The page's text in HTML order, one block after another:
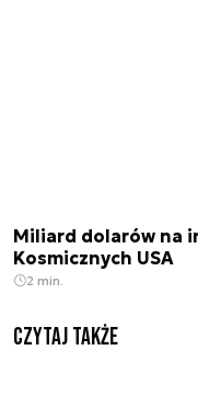
Miliard dolarów na
Kosmicznych USA
2 min.
Czytaj także